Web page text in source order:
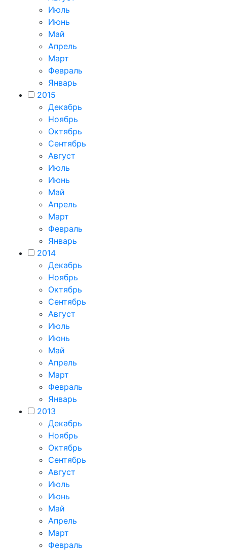
Июль
Июнь
Май
Апрель
Март
Февраль
Январь
2015
Декабрь
Ноябрь
Октябрь
Сентябрь
Август
Июль
Июнь
Май
Апрель
Март
Февраль
Январь
2014
Декабрь
Ноябрь
Октябрь
Сентябрь
Август
Июль
Июнь
Май
Апрель
Март
Февраль
Январь
2013
Декабрь
Ноябрь
Октябрь
Сентябрь
Август
Июль
Июнь
Май
Апрель
Март
Февраль